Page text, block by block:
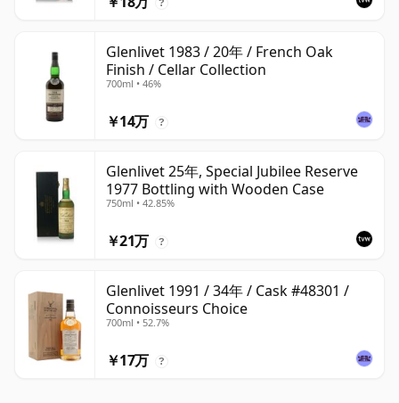
?
Glenlivet 1983 / 20年 / French Oak
Finish / Cellar Collection
700ml • 46%
￥14万 ?
Glenlivet 25年, Special Jubilee Reserve
1977 Bottling with Wooden Case
750ml • 42.85%
￥21万 ?
Glenlivet 1991 / 34年 / Cask #48301 /
Connoisseurs Choice
700ml • 52.7%
￥17万 ?